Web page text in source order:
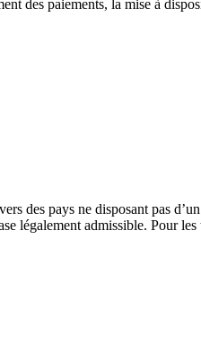
des paiements, la mise à
des pays ne disposant pas
légalement admissible. Pour les